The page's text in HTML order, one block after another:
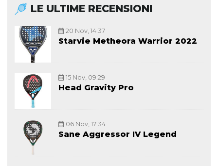
LE ULTIME RECENSIONI
20 Nov, 14:37
Starvie Metheora Warrior 2022
15 Nov, 09:29
Head Gravity Pro
06 Nov, 17:34
Sane Aggressor IV Legend